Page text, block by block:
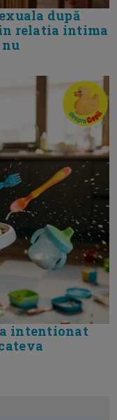
după
relatia intima
nu
intentionat